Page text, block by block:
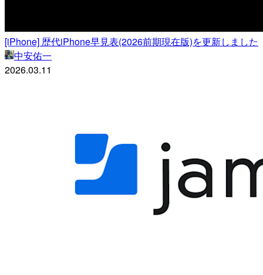
[iPhone] 歴代iPhone早見表(2026前期現在版)を更新しました
中安佑一
2026.03.11